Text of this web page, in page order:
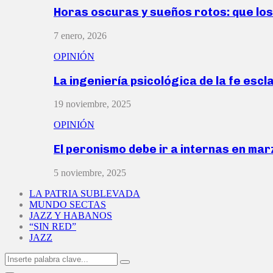
Horas oscuras y sueños rotos: que
7 enero, 2026
OPINIÓN
La ingeniería psicológica de la fe
19 noviembre, 2025
OPINIÓN
El peronismo debe ir a internas en
5 noviembre, 2025
LA PATRIA SUBLEVADA
MUNDO SECTAS
JAZZ Y HABANOS
“SIN RED”
JAZZ
Search
for:
Search